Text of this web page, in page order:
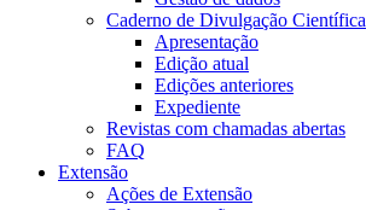
Caderno de Divulgação Científica
Apresentação
Edição atual
Edições anteriores
Expediente
Revistas com chamadas abertas
FAQ
Extensão
Ações de Extensão